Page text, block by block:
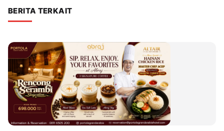
BERITA TERKAIT